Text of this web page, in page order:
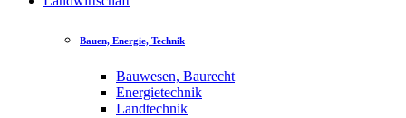
Bauen, Energie, Technik
Bauwesen, Baurecht
Energietechnik
Landtechnik